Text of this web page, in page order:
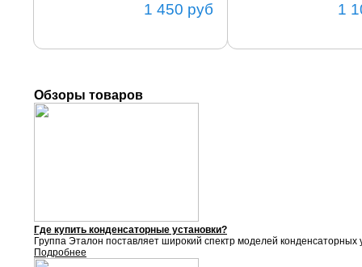
1 450 руб 1
Обзоры товаров
Где купить конденсаторные установки?
Группа Эталон поставляет широкий спектр моделей конденсаторных
Подробнее